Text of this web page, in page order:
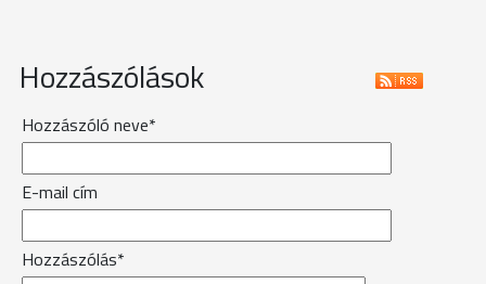
Hozzászólások
Hozzászóló neve*
E-mail cím
Hozzászólás*